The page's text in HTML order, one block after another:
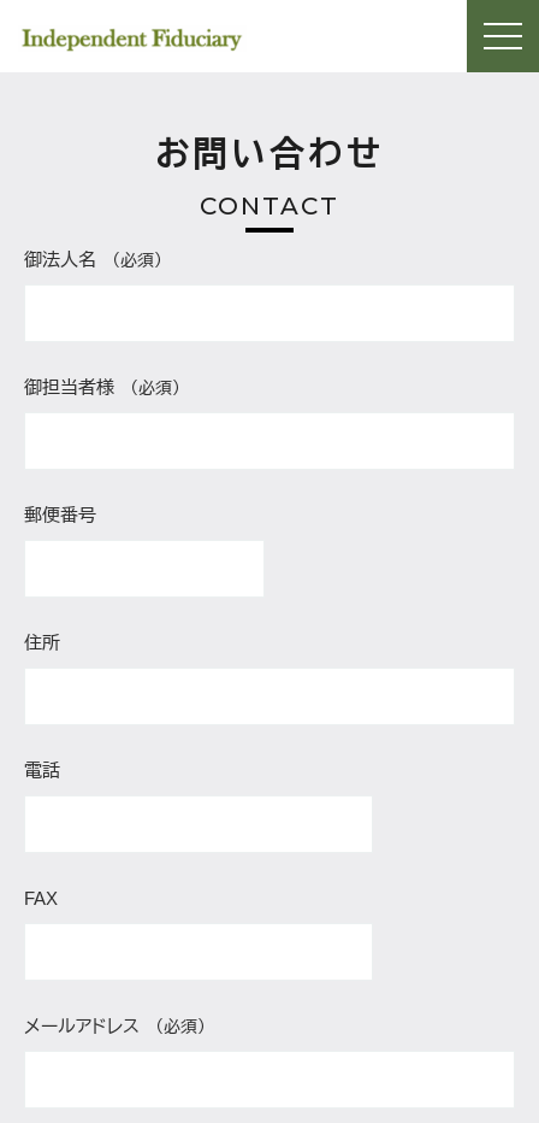
お問い合わせ
CONTACT
御法人名 （必須）
御担当者様 （必須）
郵便番号
住所
電話
FAX
メールアドレス （必須）